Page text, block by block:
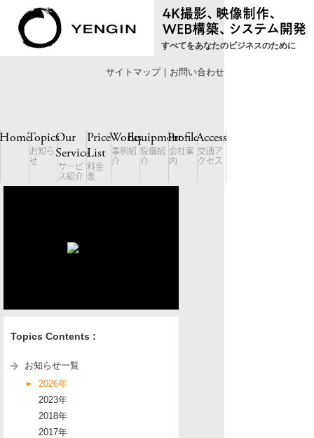
すべてをあなたのビジネスのために
サイトマップ｜ お問い合わせ
Topics
お知ら
せ
Our
Service
サービ
ス紹介
Price
List
料金
表
Works
事例紹
介
Equipment
設備紹
介
Profile
会社案
内
Access
交通ア
クセス
Topics Contents :
お知らせ一覧
2026年
2023年
2018年
2017年